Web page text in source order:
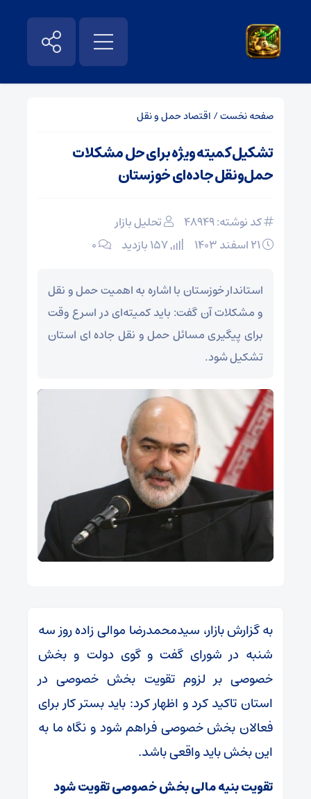
صفحه نخست/ اقتصاد حمل و نقل
تشکیل کمیته ویژه برای حل مشکلات
حمل‌ونقل جاده‌ای خوزستان
کد نوشته: 48949
تحلیل بازار
۰
استاندار خوزستان با اشاره به اهمیت حمل و نقل
و مشکلات آن گفت: باید کمیته‌ای در اسرع وقت
برای پیگیری مسائل حمل و نقل جاده ای استان
تشکیل شود.
به گزارش بازار، سیدمحمدرضا موالی زاده روز سه
شنبه در شورای گفت و گوی دولت و بخش
خصوصی بر لزوم تقویت بخش خصوصی در
استان تاکید کرد و اظهار کرد: باید بستر کار برای
فعالان بخش خصوصی فراهم شود و نگاه ما به
این بخش باید واقعی باشد.
تقویت بنیه مالی بخش خصوصی تقویت شود